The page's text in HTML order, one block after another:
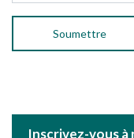
Inscrivez-vous